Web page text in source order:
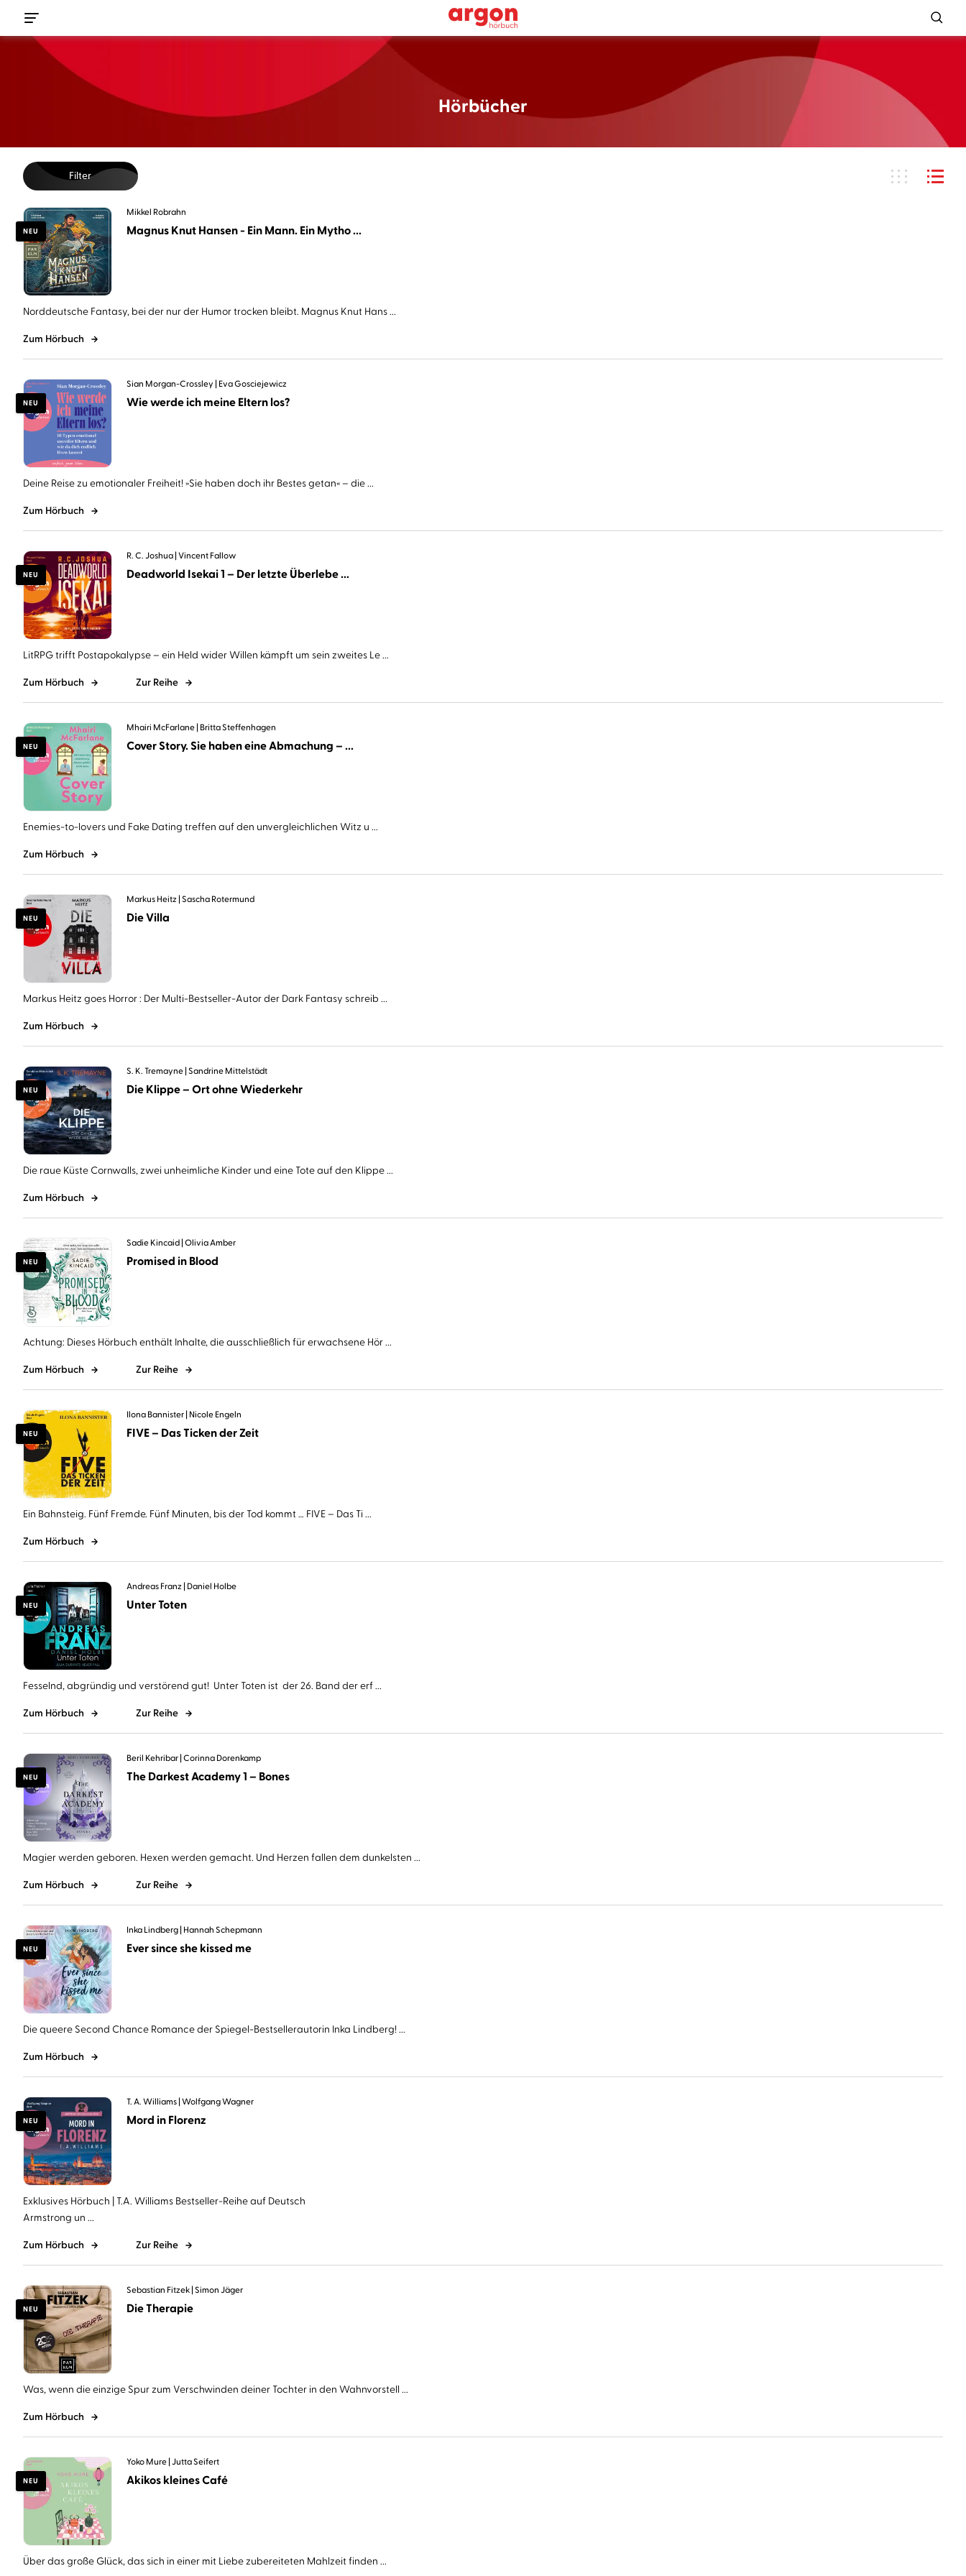
Hörbücher
Filter
NEU
Mikkel Robrahn
Magnus Knut Hansen - Ein Mann. Ein Mytho ...
Norddeutsche Fantasy, bei der nur der Humor trocken bleibt. Magnus Knut Hans ...
Zum Hörbuch
NEU
Sian Morgan-Crossley Eva Gosciejewicz
Wie werde ich meine Eltern los?
Deine Reise zu emotionaler Freiheit! »Sie haben doch ihr Bestes getan« – die ...
Zum Hörbuch
NEU
R. C. Joshua Vincent Fallow
Deadworld Isekai 1 – Der letzte Überlebe ...
LitRPG trifft Postapokalypse – ein Held wider Willen kämpft um sein zweites Le ...
Zum Hörbuch Zur Reihe
NEU
Mhairi McFarlane Britta Steffenhagen
Cover Story. Sie haben eine Abmachung – ...
Enemies-to-lovers und Fake Dating treffen auf den unvergleichlichen Witz u ...
Zum Hörbuch
NEU
Markus Heitz Sascha Rotermund
Die Villa
Markus Heitz goes Horror : Der Multi-Bestseller-Autor der Dark Fantasy schreib ...
Zum Hörbuch
NEU
S. K. Tremayne Sandrine Mittelstädt
Die Klippe – Ort ohne Wiederkehr
Die raue Küste Cornwalls, zwei unheimliche Kinder und eine Tote auf den Klippe ...
Zum Hörbuch
NEU
Sadie Kincaid Olivia Amber
Promised in Blood
Achtung: Dieses Hörbuch enthält Inhalte, die ausschließlich für erwachsene Hör ...
Zum Hörbuch Zur Reihe
NEU
Ilona Bannister Nicole Engeln
FIVE – Das Ticken der Zeit
Ein Bahnsteig. Fünf Fremde. Fünf Minuten, bis der Tod kommt … FIVE – Das Ti ...
Zum Hörbuch
NEU
Andreas Franz Daniel Holbe
Unter Toten
Fesselnd, abgründig und verstörend gut! Unter Toten ist der 26. Band der erf ...
Zum Hörbuch Zur Reihe
NEU
Beril Kehribar Corinna Dorenkamp
The Darkest Academy 1 – Bones
Magier werden geboren. Hexen werden gemacht. Und Herzen fallen dem dunkelsten ...
Zum Hörbuch Zur Reihe
NEU
Inka Lindberg Hannah Schepmann
Ever since she kissed me
Die queere Second Chance Romance der Spiegel-Bestsellerautorin Inka Lindberg! ...
Zum Hörbuch
NEU
T. A. Williams Wolfgang Wagner
Mord in Florenz
Exklusives Hörbuch | T.A. Williams Bestseller-Reihe auf Deutsch
Armstrong un ...
Zum Hörbuch Zur Reihe
NEU
Sebastian Fitzek Simon Jäger
Die Therapie
Was, wenn die einzige Spur zum Verschwinden deiner Tochter in den Wahnvorstell ...
Zum Hörbuch
NEU
Yoko Mure Jutta Seifert
Akikos kleines Café
Über das große Glück, das sich in einer mit Liebe zubereiteten Mahlzeit finden ...